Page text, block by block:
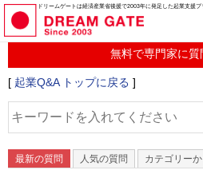
ドリームゲートは経済産業省後援で2003年に発足した起業支援
起業に関するみんなの質問投稿サービ
起業Q&A
無料で専門家に質
[ 起業Q&A トップに戻る ]
最新の質問 人気の質問 カテゴリー